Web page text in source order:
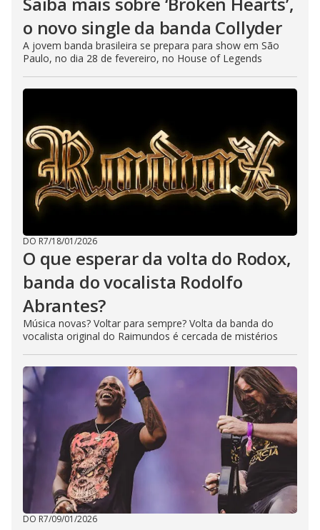
o novo single da banda Collyder
A jovem banda brasileira se prepara para show em São
Paulo, no dia 28 de fevereiro, no House of Legends
DO R7/18/01/2026
O que esperar da volta do Rodox,
banda do vocalista Rodolfo
Abrantes?
Música novas? Voltar para sempre? Volta da banda do
vocalista original do Raimundos é cercada de mistérios
DO R7/09/01/2026